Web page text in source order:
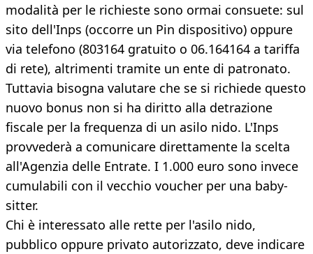
modalità per le richieste sono ormai consuete: sul
sito dell'Inps (occorre un Pin dispositivo) oppure
via telefono (803164 gratuito o 06.164164 a tariffa
di rete), altrimenti tramite un ente di patronato.
Tuttavia bisogna valutare che se si richiede questo
nuovo bonus non si ha diritto alla detrazione
fiscale per la frequenza di un asilo nido. L'Inps
provvederà a comunicare direttamente la scelta
all'Agenzia delle Entrate. I 1.000 euro sono invece
cumulabili con il vecchio voucher per una baby-
sitter.
Chi è interessato alle rette per l'asilo nido,
pubblico oppure privato autorizzato, deve indicare